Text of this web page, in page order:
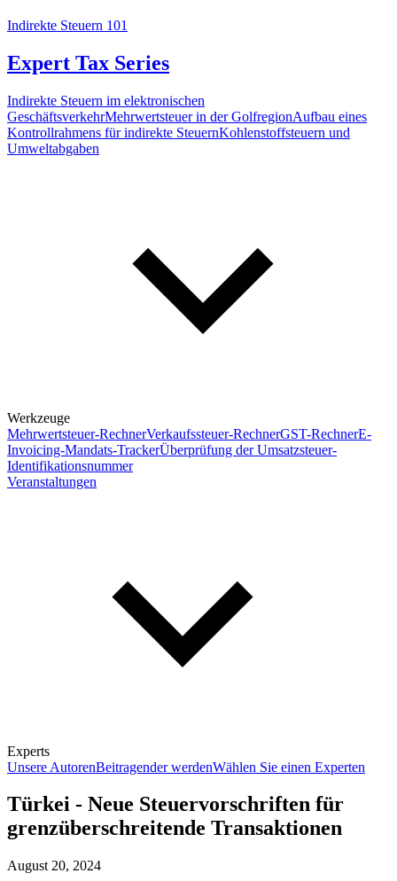
Indirekte Steuern 101
Expert Tax Series
Indirekte Steuern im elektronischen
GeschäftsverkehrMehrwertsteuer in der GolfregionAufbau eines
Kontrollrahmens für indirekte SteuernKohlenstoffsteuern und
Umweltabgaben
Werkzeuge
Mehrwertsteuer-RechnerVerkaufssteuer-RechnerGST-RechnerE-
Invoicing-Mandats-TrackerÜberprüfung der Umsatzsteuer-
Identifikationsnummer
Veranstaltungen
Experts
Unsere AutorenBeitragender werdenWählen Sie einen Experten
Türkei - Neue Steuervorschriften für
grenzüberschreitende Transaktionen
August 20, 2024